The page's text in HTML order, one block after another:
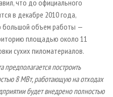
что до официального
в декабре 2010 года,
большой объем работы —
площадью около 11
сухих пиломатериалов.
предполагается построить
8 МВт, работающую на отходах
будет внедрено полностью